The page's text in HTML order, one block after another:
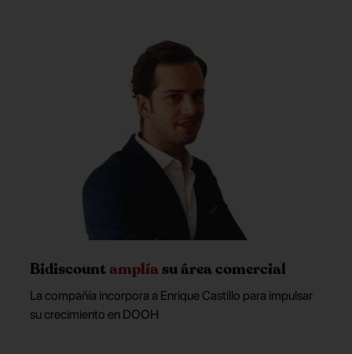
Bidiscountamplía su área comercial
La compañía incorpora a Enrique Castillo para impulsar
su crecimiento en DOOH